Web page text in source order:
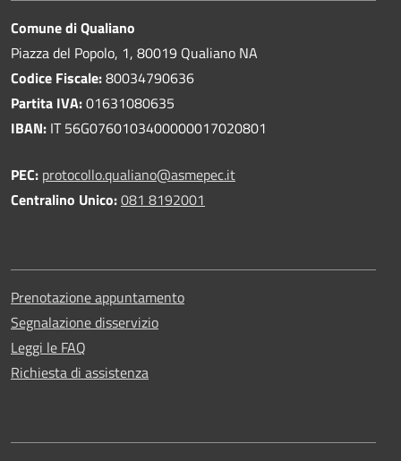
Comune di Qualiano
Piazza del Popolo, 1, 80019 Qualiano NA
Codice Fiscale:80034790636
Partita IVA:01631080635
IBAN: IT 56G0760103400000017020801
PEC: protocollo.qualiano@asmepec.it
Centralino Unico:081 8192001
Prenotazione appuntamento
Segnalazione disservizio
Leggi le FAQ
Richiesta di assistenza